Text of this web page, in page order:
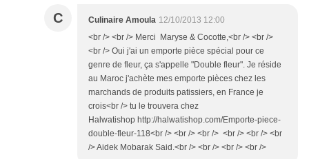
C Culinaire Amoula 12/10/2013 12:00
<br /> <br /> Merci Maryse & Cocotte,<br /> <br />
<br /> Oui j'ai un emporte pièce spécial pour ce
genre de fleur, ça s'appelle "Double fleur". Je réside
au Maroc j'achète mes emporte pièces chez les
marchands de produits patissiers, en France je
crois<br /> tu le trouvera chez
Halwatishop http://halwatishop.com/Emporte-piece-
double-fleur-118<br /> <br /> <br /> <br /> <br /> <br
/> Aidek Mobarak Said.<br /> <br /> <br /> <br />